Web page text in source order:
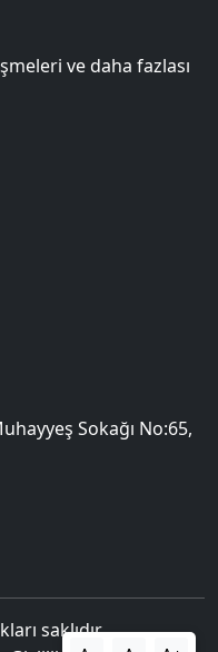
ve daha fazlası
Sokağı No:65,
saklıdır.